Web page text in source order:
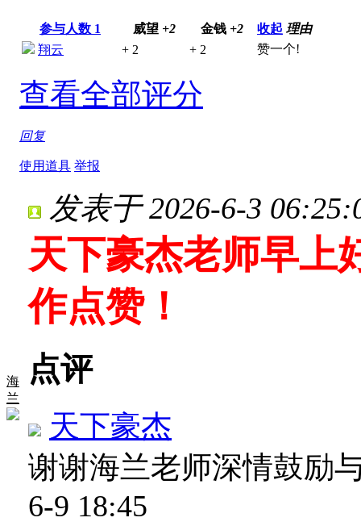
参与人数 1 威望 +2 金钱 +2 收起 理由
翔云
+ 2 + 2 赞一个!
查看全部评分
回复
使用道具 举报
海
兰
发表于 2026-6-3
天下豪杰老师早上
作点赞！
点评
天下豪杰
谢谢海兰老师深情鼓励
6-9 18:45